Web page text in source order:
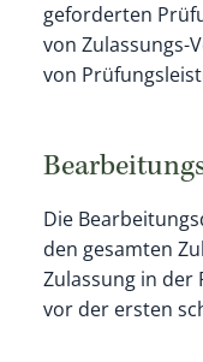
geforderten
von Zulassungs-
von
Die
den gesamten
Zulassung in der
vor der ersten